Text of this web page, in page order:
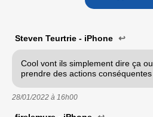
Steven Teurtrie - iPhone ↩
Cool vont ils simplement dire ça ou
prendre des actions conséquentes
28/01/2022 à 16h00